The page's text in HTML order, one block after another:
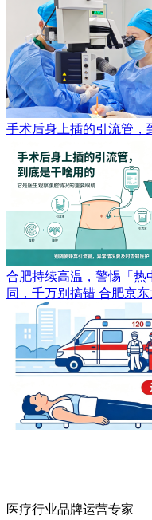
手术后身上插的引流管，
合肥持续高温，警惕「热
同，千万别搞错 合肥京
医疗行业品牌运营专家